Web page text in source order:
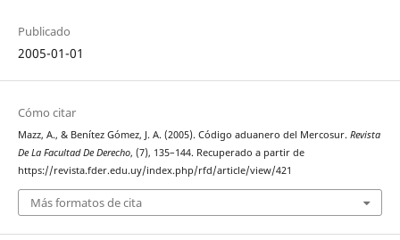
Publicado
2005-01-01
Cómo citar
Mazz, A., & Benítez Gómez, J. A. (2005). Código aduanero del Mercosur. Revista
De La Facultad De Derecho, (7), 135–144. Recuperado a partir de
https://revista.fder.edu.uy/index.php/rfd/article/view/421
Más formatos de cita